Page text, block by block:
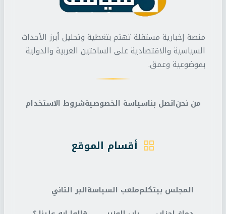
منصة إخبارية مستقلة تهتم بتغطية وتحليل أبرز الأحداث
السياسية والاقتصادية على الساحتين العربية والدولية
بموضوعية وعمق.
من نحناتصل بناسياسة الخصوصيةشروط الاستخدام
أقسام الموقع
المجلس بيتكلمملعب السياسةالبر التاني